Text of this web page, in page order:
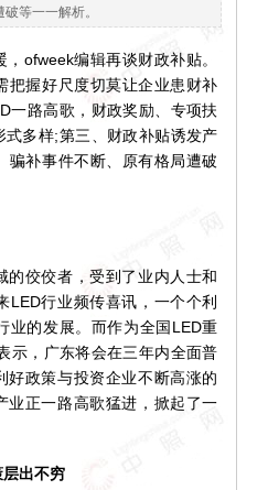
等一一解析。
ofweek编辑再谈财政补贴。
把握好尺度切莫让企业患财补
一路高歌，财政奖励、专项扶
多样;第三、财政补贴诱发产
骗补事件不断、原有格局遭破
佼佼者，受到了业内人士和
LED行业频传喜讯，一个个利
业的发展。而作为全国LED重
示，广东将会在三年内全面普
好政策与投资企业不断高涨的
业正一路高歌猛进，掀起了一
出不穷